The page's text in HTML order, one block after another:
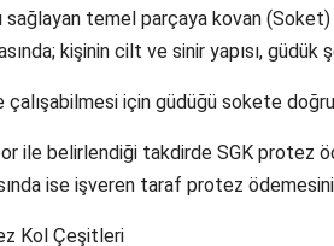
sağlayan temel parçaya kovan (Soket)
kişinin cilt ve sinir yapısı,
için güdüğü sokete
ile belirlendiği takdirde SGK protez
ise işveren taraf protez
Kol Çeşitleri